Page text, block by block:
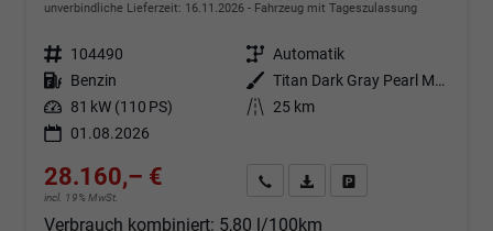
unverbindliche Lieferzeit: 16.11.2026 Fahrzeug mit Tageszulassung
Fahrzeugnr. 104490 Getriebe Automatik
Kraftstoff Benzin Außenfarbe
Titan Dark Gray Pearl Metallic (ZZZ)
Leistung 81 kW (110 PS) Kilometerstand 25 km
01.08.2026
28.160,– €
incl. 19% MwSt.
Angebot anfordern
Fahrzeugexpose (PDF)
Verbrauch kombiniert: 5,80 l/100km